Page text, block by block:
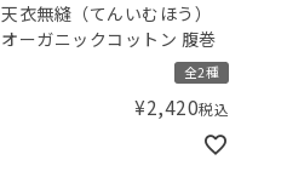
天衣無縫（てんいむほう）
オーガニックコットン 腹巻
全2種
¥2,420税込